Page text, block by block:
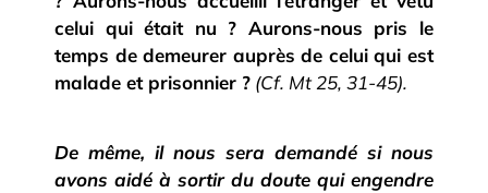
celui qui était nu ? Aurons-nous pris le
temps de demeurer auprès de celui qui est
malade et prisonnier ? (Cf. Mt 25, 31-45).
De même, il nous sera demandé si nous
avons aidé à sortir du doute qui engendre